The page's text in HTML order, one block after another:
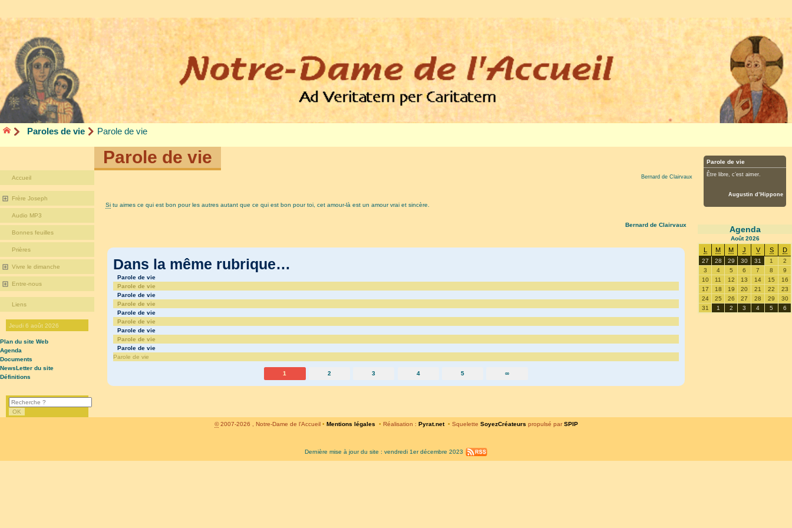
Paroles de vie Parole de vie
Parole de vie
Bernard de Clairvaux
Si tu aimes ce qui est bon pour les autres autant que ce qui est bon pour toi, cet amour-là est un amour vrai et sincère.
Bernard de Clairvaux
Dans la même rubrique…
Parole de vie
Parole de vie
Parole de vie
Parole de vie
Parole de vie
Parole de vie
Parole de vie
Parole de vie
Parole de vie
Parole de vie
1 2 3 4 5 ∞
Accueil
Frère Joseph
Audio MP3
Bonnes feuilles
Prières
Vivre le dimanche
Entre-nous
Liens
Jeudi 6 août 2026
Plan du site Web
Agenda
Documents
NewsLetter du site
Définitions
Parole de vie
Être libre, c’est aimer.
Augustin d’Hippone
Agenda
Août2026
M M J V S D
27 28 29 30 31 1
2
3
4 5 6 7 8
9
10
11 12 13 14 15
16
17
18 19 20 21 22
23
24
25 26 27 28 29
30
31
1 2 3 4 5 6
©2007-2026 , Notre-Dame de l’Accueil • Mentions légales • Réalisation : Pyrat.net • Squelette SoyezCréateurs propulsé par SPIP
Dernière mise à jour du site : vendredi 1er décembre 2023